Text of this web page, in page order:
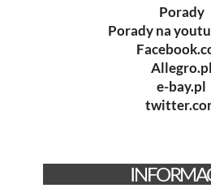
Porady
Porady na
Allegro.pl
e-bay.pl